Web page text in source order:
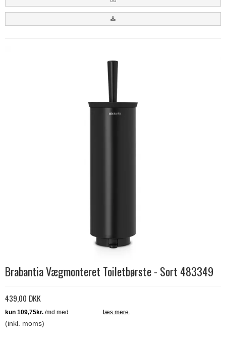
Brabantia Vægmonteret Toiletbørste - Sort 483349
439,00 DKK
(inkl. moms)